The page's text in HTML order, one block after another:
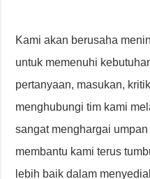
Kami akan berusaha
untuk memenuhi
pertanyaan, masukan,
menghubungi tim kami
sangat menghargai
membantu kami terus
lebih baik dalam